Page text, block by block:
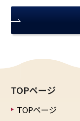
TOPページ
TOPページ